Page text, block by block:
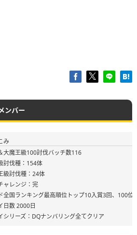
ンバー
み
大魔王級100討伐バッチ数116
討伐種：154体
級討伐種：24体
ャレンジ：完
全国ランキング最高順位トップ10入賞3回、100位
日数 2000日
シリーズ：DQナンバリング全てクリア